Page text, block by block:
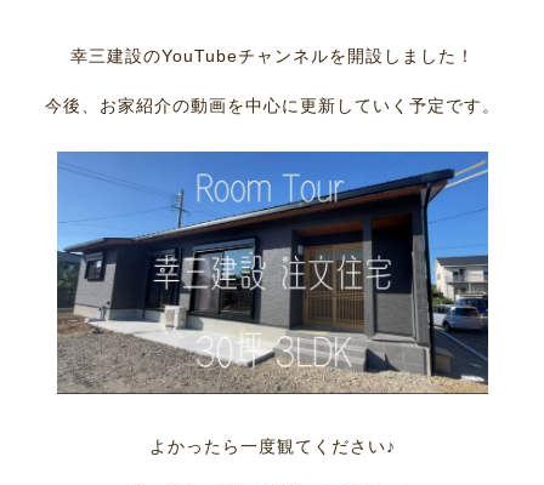
幸三建設のYouTubeチャンネルを開設しました！
今後、お家紹介の動画を中心に更新していく予定です。
よかったら一度観てください♪